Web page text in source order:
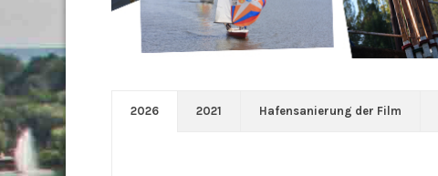
2026 2021 Hafensanierung der Film